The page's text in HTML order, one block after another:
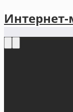
Интернет-